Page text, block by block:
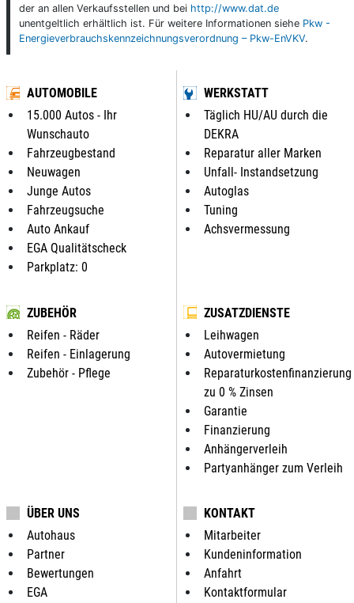
der an allen Verkaufsstellen und bei http://www.dat.de
unentgeltlich erhältlich ist. Für weitere Informationen siehe Pkw -
Energieverbrauchskennzeichnungsverordnung – Pkw-EnVKV.
AUTOMOBILE
15.000 Autos - Ihr
Wunschauto
Fahrzeugbestand
Neuwagen
Junge Autos
Fahrzeugsuche
Auto Ankauf
EGA Qualitätscheck
Parkplatz: 0
WERKSTATT
Täglich HU/AU durch die
DEKRA
Reparatur aller Marken
Unfall- Instandsetzung
Autoglas
Tuning
Achsvermessung
ZUBEHÖR
Reifen - Räder
Reifen - Einlagerung
Zubehör - Pflege
ZUSATZDIENSTE
Leihwagen
Autovermietung
Reparaturkostenfinanzierung
zu 0 % Zinsen
Garantie
Finanzierung
Anhängerverleih
Partyanhänger zum Verleih
ÜBER UNS
Autohaus
Partner
Bewertungen
EGA
KONTAKT
Mitarbeiter
Kundeninformation
Anfahrt
Kontaktformular